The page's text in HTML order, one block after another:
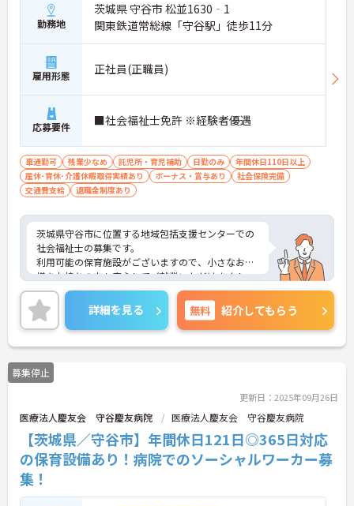
勤務地
茨城県 守谷市 松並1630‐1
関東鉄道常総線「守谷駅」徒歩11分
雇用形態 正社員(正職員)
応募要件 ■社会福祉士免許 ※経験者優遇
車通勤可 残業少なめ 託児所・育児補助 日勤のみ
年間休日110日以上
産休･育休･介護休暇取得実績あり
ボーナス・賞与あり
社会保険完備
交通費支給
退職金制度あり
茨城県守谷市に位置する地域包括支援センターでの
社会福祉士の募集です。
利用可能の保育施設がございますので、小さなお子
様をお持ちの方も安心してご就業いただけます！
ご興味のある方には、面接対策ポイントなど、さら
に詳細をお話しいたしますので、お気軽にご相談く
ださい。
詳細を見る 無料 紹介してもらう
募集停止
更新日：2025年09月26日
医療法人慶友会 守谷慶友病院 医療法人慶友会 守谷慶友病院
【茨城県／守谷市】年間休日121日◎365日対応
の保育設備あり！病院でのソーシャルワーカー募
集！